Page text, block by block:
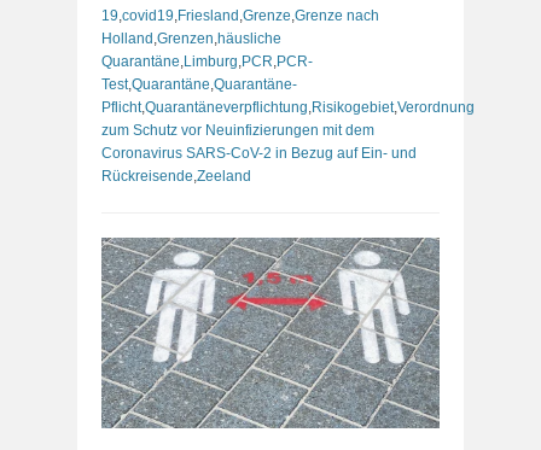
19,covid19,Friesland ,Grenze,Grenze nach
Holland ,Grenzen,häusliche
Quarantäne,Limburg,PCR,PCR-
Test,Quarantäne,Quarantäne-
Pflicht,Quarantäneverpflichtung,Risikogebiet,Verordnung
zum Schutz vor Neuinfizierungen mit dem
Coronavirus SARS-CoV-2 in Bezug auf Ein- und
Rückreisende,Zeeland